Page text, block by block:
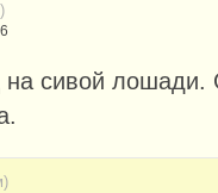
сивой лошади.